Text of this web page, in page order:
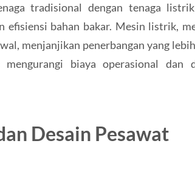
tradisional dengan tenaga
efisiensi bahan bakar. Mesin listrik,
menjanjikan penerbangan yang
biaya operasional dan
Desain Pesawat